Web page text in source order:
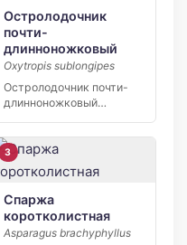
Остролодочник
почти-
длинноножковый
Oxytropis sublongipes
Остролодочник почти-
длинноножковый
Якутии,…
3
Спаржа
коротколистная
Asparagus brachyphyllus